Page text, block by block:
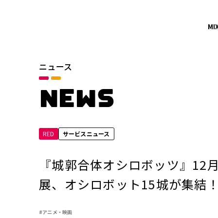
ニュース
NEWS
RED サービスニュース
『城郭合体オシロボッツ』
展、オシロボット15城が集結
#アニメ・映画
カテゴリ
サービスニュース